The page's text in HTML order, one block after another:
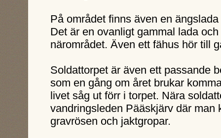
På området finns även en
Det är en ovanligt gammal lada
närområdet. Även ett fähus hör till
Soldattorpet är även ett passande
som en gång om året brukar
livet såg ut förr i torpet. Nära
vandringsleden Pääskjärv där man
gravrösen och jaktgropar.